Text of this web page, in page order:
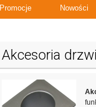
Promocje Nowości
Akcesoria